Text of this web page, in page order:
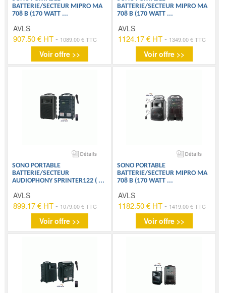
BATTERIE/SECTEUR MIPRO MA
708 B (170 WATT ...
AVLS
907.50 € HT - 1089.00 € TTC
Voir offre >>
BATTERIE/SECTEUR MIPRO MA
708 B (170 WATT ...
AVLS
1124.17 € HT- 1349.00 € TTC
Voir offre >>
SONO PORTABLE
BATTERIE/SECTEUR
AUDIOPHONY SPRINTER122 ( ...
AVLS
899.17 € HT - 1079.00 € TTC
Voir offre >>
SONO PORTABLE
BATTERIE/SECTEUR MIPRO MA
708 B (170 WATT ...
AVLS
1182.50 € HT- 1419.00 € TTC
Voir offre >>